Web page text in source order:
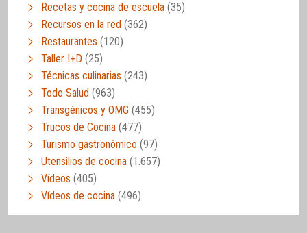
Recetas y cocina de escuela (35)
Recursos en la red (362)
Restaurantes (120)
Taller I+D (25)
Técnicas culinarias (243)
Todo Salud (963)
Transgénicos y OMG (455)
Trucos de Cocina (477)
Turismo gastronómico (97)
Utensilios de cocina (1.657)
Vídeos (405)
Vídeos de cocina (496)